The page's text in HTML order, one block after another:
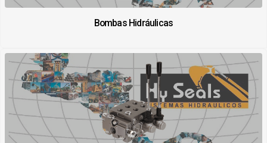
Bombas Hidráulicas